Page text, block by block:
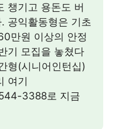
챙기고 용돈도 버
공익활동형은 기초
만원 이상의 안정
기 모집을 놓쳤다
형(시니어인턴십)
여기
3388로 지금